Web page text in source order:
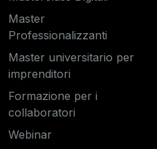
Master
Professionalizzanti
Master universitario per
imprenditori
Formazione per i
collaboratori
Webinar